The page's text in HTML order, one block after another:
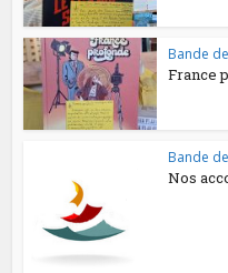
Bande
France
Bande
Nos